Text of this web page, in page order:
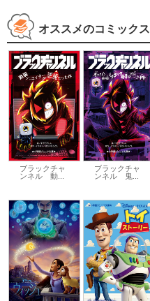
オススメのコミックス
ブラックチャ
ンネル 動...
ブラックチャ
ンネル 鬼...